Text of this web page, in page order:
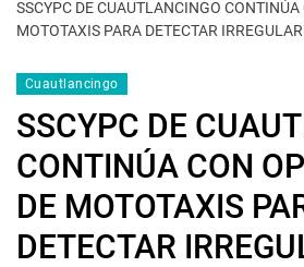
SSCYPC DE CUAUTLANCINGO CONTINÚA
MOTOTAXIS PARA DETECTAR
Cuautlancingo
SSCYPC DE
CONTINÚA CON
DE MOTOTAXIS
DETECTAR